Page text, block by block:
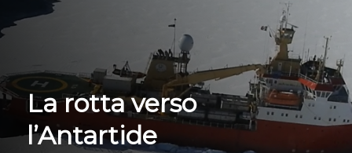
La rotta verso
l’Antartide